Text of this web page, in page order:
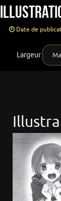
Date de
Largeur